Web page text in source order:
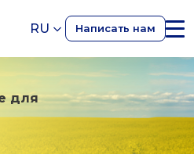
RU Написать нам
для